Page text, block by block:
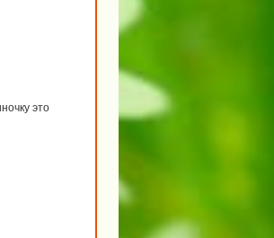
это